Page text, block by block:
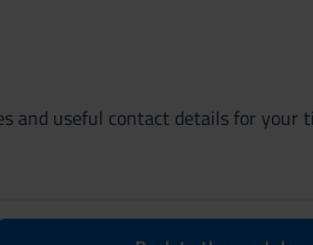
and useful contact details for your